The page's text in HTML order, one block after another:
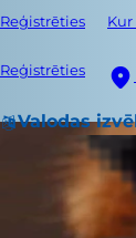
Reģistrēties
Reģistrēties
Valodas